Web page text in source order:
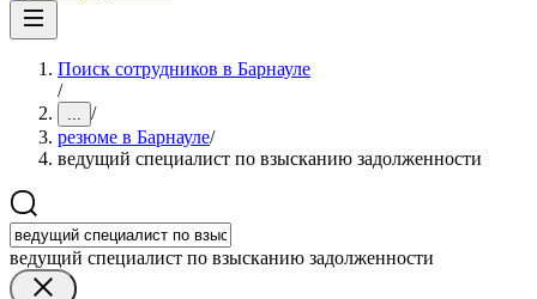
Поиск сотрудников в Барнауле
/
... /
резюме в Барнауле/
ведущий специалист по взысканию задолженности
ведущий специалист по взысканию задолженности